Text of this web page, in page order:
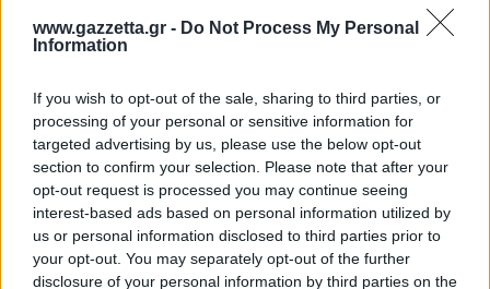
www.gazzetta.gr - Do Not Process My Personal
Information
If you wish to opt-out of the sale, sharing to third parties, or
processing of your personal or sensitive information for
targeted advertising by us, please use the below opt-out
section to confirm your selection. Please note that after your
opt-out request is processed you may continue seeing
interest-based ads based on personal information utilized by
us or personal information disclosed to third parties prior to
your opt-out. You may separately opt-out of the further
disclosure of your personal information by third parties on the
Γεωργιάδης έχει συγκρουστεί πολλές φορές
δημόσια.